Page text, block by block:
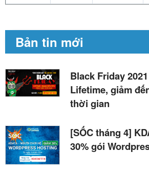
Bản tin mới
Black Friday
Lifetime, giảm
thời gian
[SỐC tháng 4]
30% gói